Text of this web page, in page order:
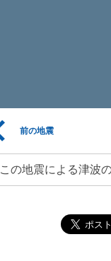
前の地震
この地震による津波